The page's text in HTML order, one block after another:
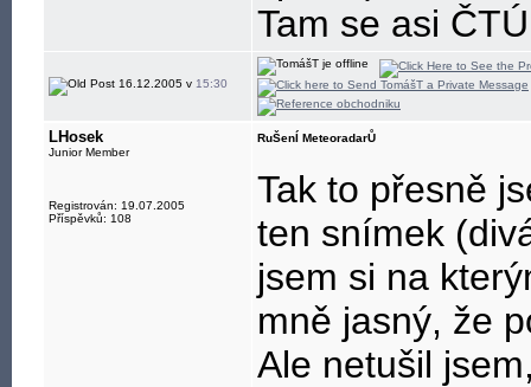
Tam se asi
16.12.2005 v 15:30
LHosek
Junior Member
Registrován: 19.07.2005
Příspěvků: 108
RuŠenÍ MeteoradarŮ
Tak to přesně
ten snímek
jsem si na
mně jasný, že
Ale netušil